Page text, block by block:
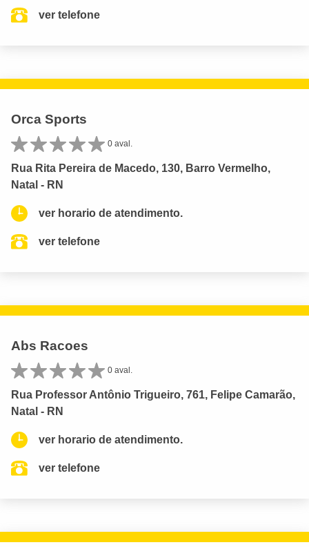
ver telefone
Orca Sports
0 aval.
Rua Rita Pereira de Macedo, 130, Barro Vermelho,
Natal - RN
ver horario de atendimento.
ver telefone
Abs Racoes
0 aval.
Rua Professor Antônio Trigueiro, 761, Felipe Camarão,
Natal - RN
ver horario de atendimento.
ver telefone